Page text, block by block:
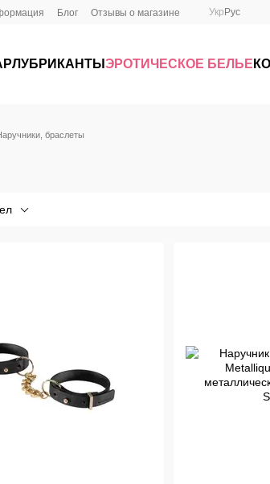
Блог Отзывы о магазине Укр Рус
ЛУБРИКАНТЫ ЭРОТИЧЕСКОЕ БЕЛЬЕ
браслеты